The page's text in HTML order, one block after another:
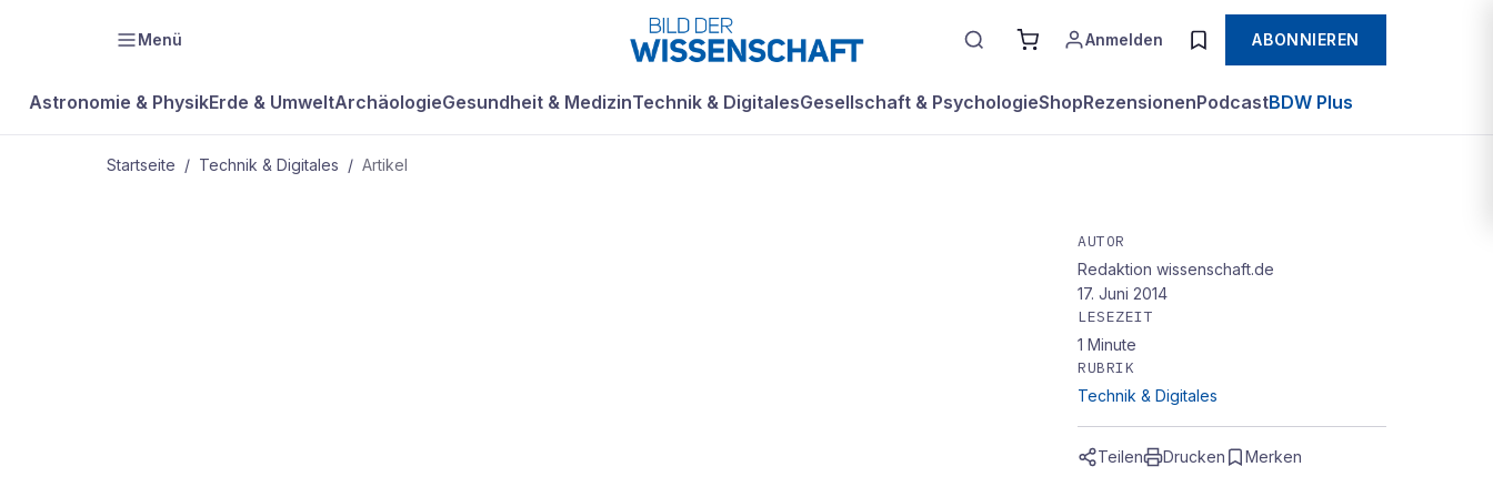
Menü Anmelden ABONNIEREN
Astronomie & PhysikErde & UmweltArchäologieGesundheit & MedizinTechnik & DigitalesGesellschaft & PsychologieShopRezensionenPodcastBDW Plus
Startseite / Technik & Digitales / Artikel
AUTOR
Redaktion wissenschaft.de
17. Juni 2014
LESEZEIT
1 Minute
RUBRIK
Technik & Digitales
Teilen Drucken Merken